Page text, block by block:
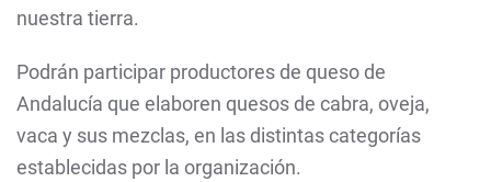
nuestra tierra.
Podrán participar productores de queso de
Andalucía que elaboren quesos de cabra, oveja,
vaca y sus mezclas, en las distintas categorías
establecidas por la organización.